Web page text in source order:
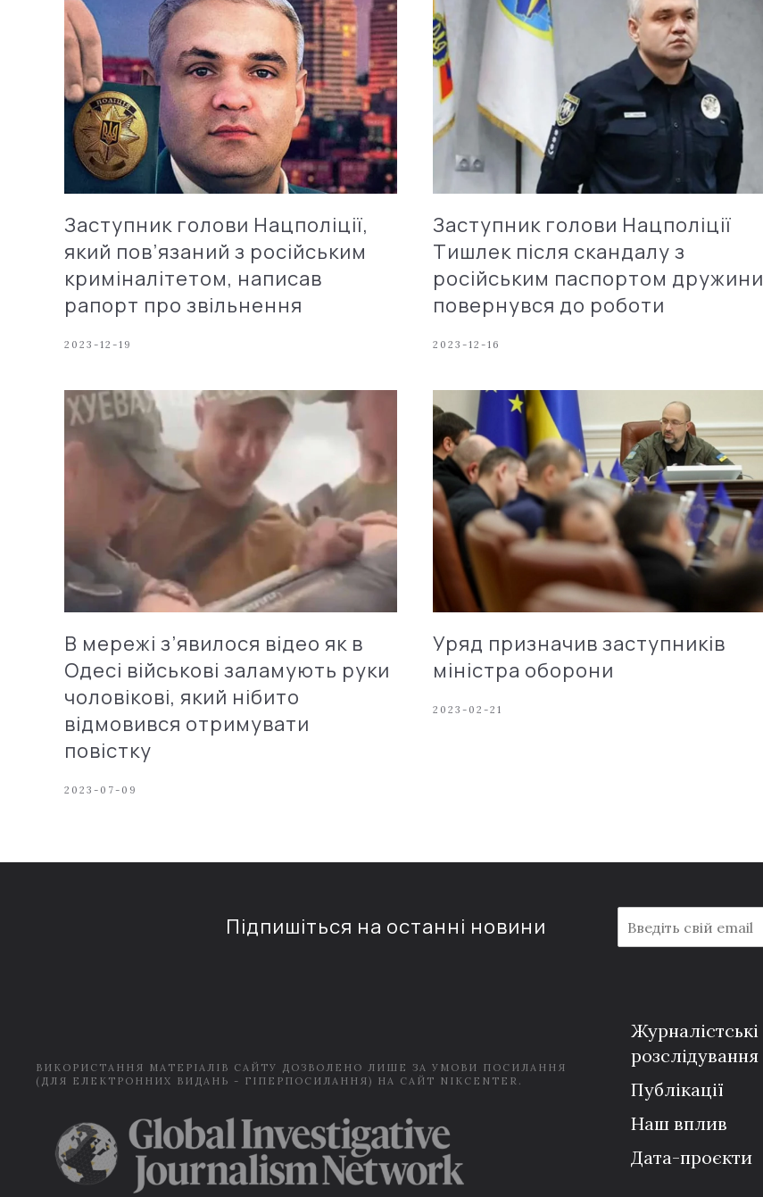
Заступник голови Нацполіції,
який пов’язаний з російським
криміналітетом, написав
рапорт про звільнення
2023-12-19
Заступник голови Нацполіції
Тишлек після скандалу з
російським паспортом дружини
повернувся до роботи
2023-12-16
В мережі з’явилося відео як в
Одесі військові заламують руки
чоловікові, який нібито
відмовився отримувати
повістку
2023-07-09
Уряд призначив заступників
міністра оборони
2023-02-21
Підпишіться на останні новини
m
a
ВИКОРИСТАННЯ МАТЕРІАЛІВ САЙТУ ДОЗВОЛЕНО ЛИШЕ ЗА УМОВИ ПОСИЛАННЯ
(ДЛЯ ЕЛЕКТРОННИХ ВИДАНЬ - ГІПЕРПОСИЛАННЯ) НА САЙТ NIKCENTER.
Журналістські
розслідування
Публікації
Наш вплив
Дата-проєкти